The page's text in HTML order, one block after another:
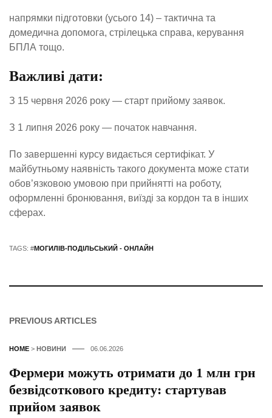
напрямки підготовки (усього 14) – тактична та
домедична допомога, стрілецька справа, керування
БПЛА тощо.
Важливі дати:
З 15 червня 2026 року — старт прийому заявок.
З 1 липня 2026 року — початок навчання.
По завершенні курсу видається сертифікат. У
майбутньому наявність такого документа може стати
обов’язковою умовою при прийнятті на роботу,
оформленні бронювання, виїзді за кордон та в інших
сферах.
TAGS: #МОГИЛІВ-ПОДІЛЬСЬКИЙ - ОНЛАЙН
PREVIOUS ARTICLES
HOME > НОВИНИ 06.06.2026
Фермери можуть отримати до 1 млн грн
безвідсоткового кредиту: стартував
прийом заявок